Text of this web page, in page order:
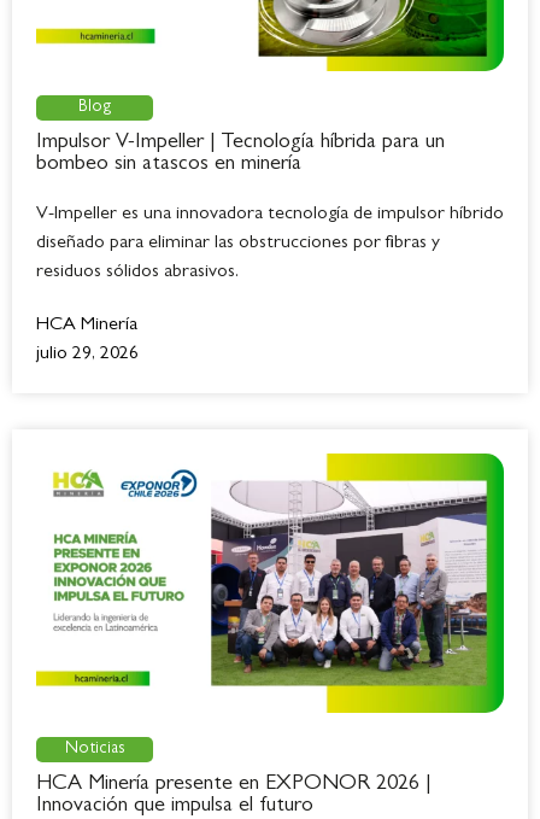
Blog
Impulsor V-Impeller | Tecnología híbrida para un
bombeo sin atascos en minería
V-Impeller es una innovadora tecnología de impulsor híbrido
diseñado para eliminar las obstrucciones por fibras y
residuos sólidos abrasivos.
HCA Minería
julio 29, 2026
Noticias
HCA Minería presente en EXPONOR 2026 |
Innovación que impulsa el futuro